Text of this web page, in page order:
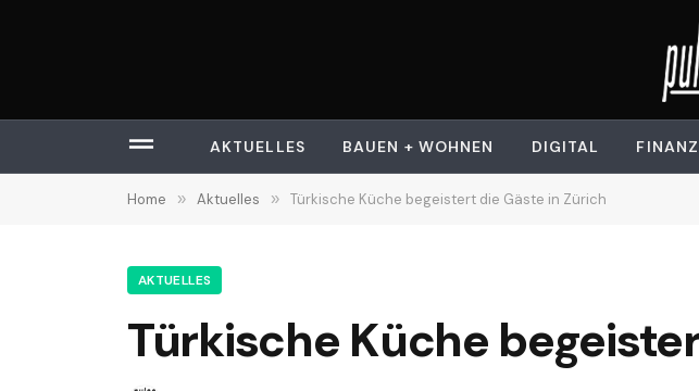
AKTUELLES BAUEN + WOHNEN DIGITAL
Home » Aktuelles » Türkische Küche begeistert die Gäste in Zürich
AKTUELLES
Türkische Küche